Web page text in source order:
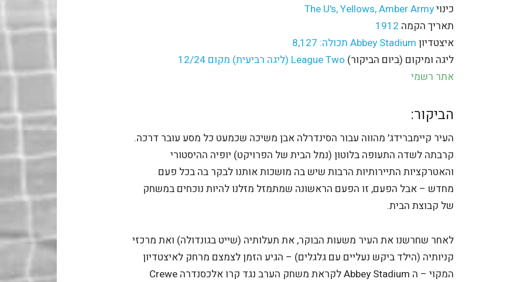
כינויThe U's, Yellows, Amber Army
תאריך הקמה 1912
איצטדיון Abbey Stadium תכולה: 8,127
ליגה ומיקום (ביום הביקור) League Two (ליגה רביעית) מקום 12/24
אתר רשמי
הביקור:
העיר קיימברידג׳ מהווה עבור הסינדרלה אבן משיכה שכמעט כל מסע עובר דרכה.
קרבתה לשדה התעופה בלוטון (נמל הבית של הפרויקט) יופיה ההיסטורי
והאטרקציות התיירותיות הרבות שיש בה מושכות אותנו לבקר בה בכל פעם
מחדש – אבל הפעם, זו הפעם הראשונה שמתמזל מזלנו להיות נוכחים במשחק
של קבוצת הבית.
לאחר שחרשנו את העיר משעות הבוקר, את תעלותיה (שייט בגונדולה) ואת מרכזי
קניותיה (הילד ביקש נעליים עם גלגלים) – הגיע הזמן לצמצם מרחק לאיצטדיון
המקוי – ה Abbey Stadium לקראת משחק הערב נגד קרו אלכסנדרה Crewe